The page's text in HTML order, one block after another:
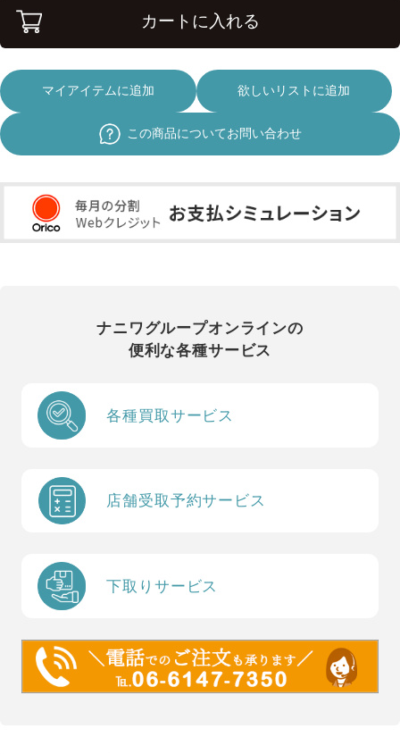
カートに入れる
マイアイテムに追加 欲しいリストに追加
この商品についてお問い合わせ
ナニワグループオンラインの
便利な各種サービス
各種買取サービス
店舗受取予約サービス
下取りサービス